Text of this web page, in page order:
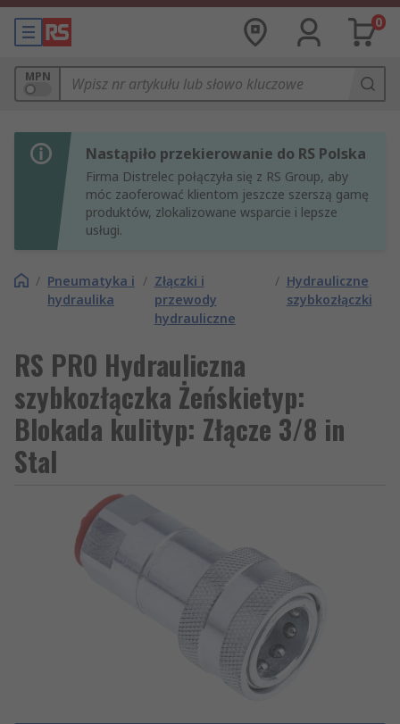
0
MPN
Nastąpiło przekierowanie do RS Polska
Firma Distrelec połączyła się z RS Group, aby
móc zaoferować klientom jeszcze szerszą gamę
produktów, zlokalizowane wsparcie i lepsze
usługi.
/ Pneumatyka i
hydraulika
/ Złączki i
przewody
hydrauliczne
/ Hydrauliczne
szybkozłączki
RS PRO Hydrauliczna
szybkozłączka Żeńskietyp:
Blokada kulityp: Złącze 3/8 in
Stal